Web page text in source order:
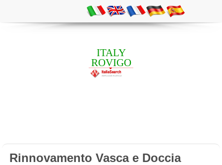
ITALY
ROVIGO
Rinnovamento Vasca e Doccia